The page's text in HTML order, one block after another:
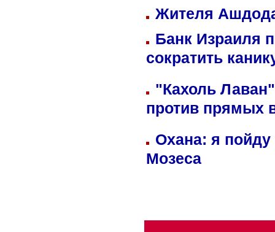
Жителя
Банк Израиля
сократить
"Кахоль
против прямых
Охана: я пойду
Мозеса